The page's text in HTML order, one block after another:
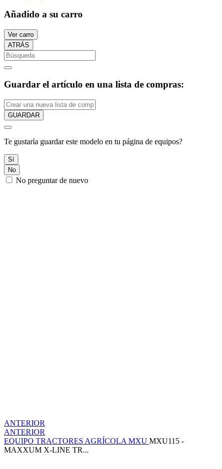
Añadido a su carro
Ver carro
ATRÁS
Guardar el artículo en una lista de compras:
GUARDAR
Te gustaría guardar este modelo en tu página de equipos?
Sí
No
No preguntar de nuevo
ANTERIOR
ANTERIOR
EQUIPO TRACTORES AGRÍCOLA MXU MXU115 -
MAXXUM X-LINE TR...